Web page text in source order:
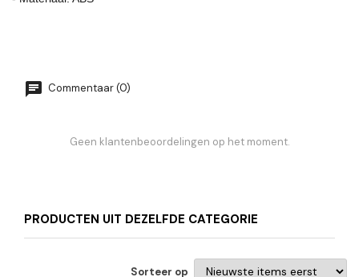
Commentaar (0)
Geen klantenbeoordelingen op het moment.
PRODUCTEN UIT DEZELFDE CATEGORIE
Sorteer op